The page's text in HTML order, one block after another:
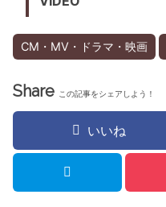
CM・MV・ドラマ・映画
Share この記事をシェアしよう！
いいね